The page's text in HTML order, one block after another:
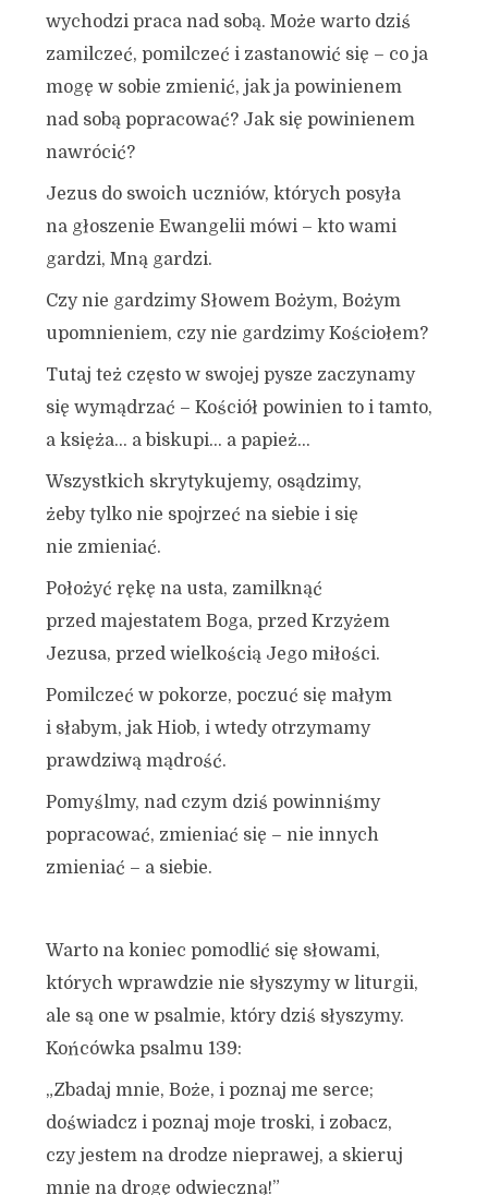
wychodzi praca nad sobą. Może warto dziś
zamilczeć, pomilczeć i zastanowić się – co ja
mogę w sobie zmienić, jak ja powinienem
nad sobą popracować? Jak się powinienem
nawrócić?
Jezus do swoich uczniów, których posyła
na głoszenie Ewangelii mówi – kto wami
gardzi, Mną gardzi.
Czy nie gardzimy Słowem Bożym, Bożym
upomnieniem, czy nie gardzimy Kościołem?
Tutaj też często w swojej pysze zaczynamy
się wymądrzać – Kościół powinien to i tamto,
a księża… a biskupi… a papież…
Wszystkich skrytykujemy, osądzimy,
żeby tylko nie spojrzeć na siebie i się
nie zmieniać.
Położyć rękę na usta, zamilknąć
przed majestatem Boga, przed Krzyżem
Jezusa, przed wielkością Jego miłości.
Pomilczeć w pokorze, poczuć się małym
i słabym, jak Hiob, i wtedy otrzymamy
prawdziwą mądrość.
Pomyślmy, nad czym dziś powinniśmy
popracować, zmieniać się – nie innych
zmieniać – a siebie.
Warto na koniec pomodlić się słowami,
których wprawdzie nie słyszymy w liturgii,
ale są one w psalmie, który dziś słyszymy.
Końcówka psalmu 139:
„Zbadaj mnie, Boże, i poznaj me serce;
doświadcz i poznaj moje troski, i zobacz,
czy jestem na drodze nieprawej, a skieruj
mnie na drogę odwieczną!”